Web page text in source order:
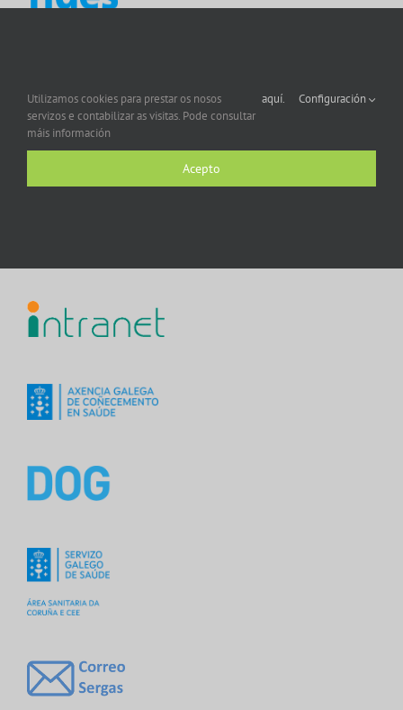
Utilizamos cookies para prestar os nosos
servizos e contabilizar as visitas. Pode consultar
máis información
aquí. Configuración
Acepto